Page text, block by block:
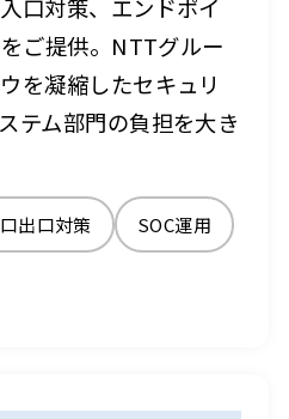
口対策、エンドポイ
ご提供。NTTグルー
を凝縮したセキュリ
テム部門の負担を大き
出口対策 SOC運用